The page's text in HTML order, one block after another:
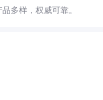
多样，权威可靠。